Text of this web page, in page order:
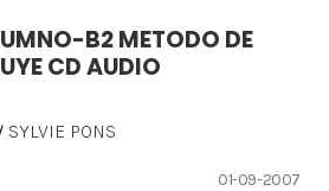
B2 METODO DE
CD AUDIO
SYLVIE PONS
01-09-2007